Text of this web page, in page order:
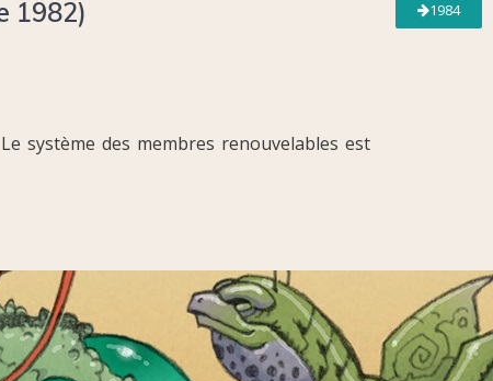
1982) 1984
système des membres renouvelables est